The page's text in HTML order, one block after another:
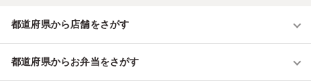
都道府県から店舗をさがす
都道府県からお弁当をさがす